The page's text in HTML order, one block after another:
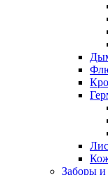
Заборы и